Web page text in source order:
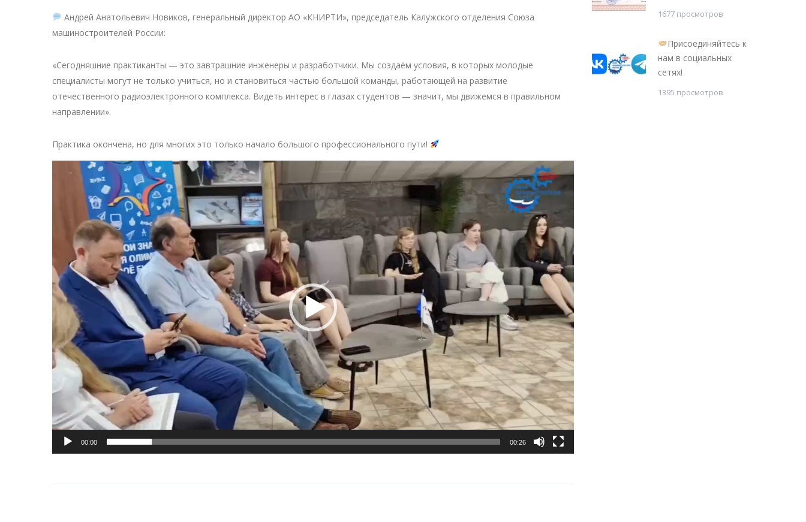
Андрей Анатольевич Новиков, генеральный директор АО «КНИРТИ», председатель Калужского отделения Союза
машиностроителей России:
«Сегодняшние практиканты — это завтрашние инженеры и разработчики. Мы создаём условия, в которых молодые
специалисты могут не только учиться, но и становиться частью большой команды, работающей на развитие
отечественного радиоэлектронного комплекса. Видеть интерес в глазах студентов — значит, мы движемся в правильном
направлении».
Практика окончена, но для многих это только начало большого профессионального пути!
Видеоплеер
00:00 00:26
1677 просмотров
Присоединяйтесь к
нам в социальных
сетях!
1395 просмотров